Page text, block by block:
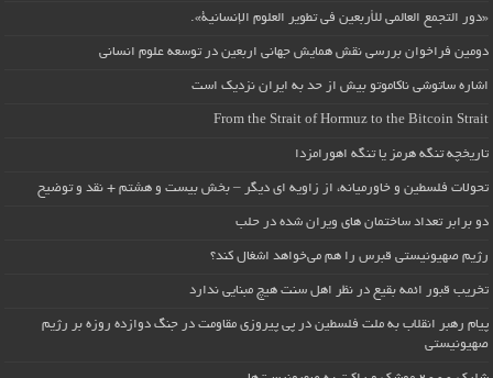
«دور التجمع العالمي للأربعين في تطوير العلوم الإنسانية».
دومین فراخوان بررسی نقش همایش جهانی اربعین در توسعه علوم انسانی
اشاره ساتوشی ناکاموتو بیش از حد به ایران نزدیک است
From the Strait of Hormuz to the Bitcoin Strait
تاریخچه تنگه هرمز یا تنگه اهورامزدا
تحولات فلسطین و خاورمیانه، از زاویه ای دیگر – بخش بیست و هشتم + نقد و توضیح
دو برابر تعداد ساختمان های ویران شده در حلب
رژیم صهیونیستی قبرس را هم می‌خواهد اشغال کند؟
تخریب قبور ائمه بقیع در نظر اهل سنت هیچ مبنایی ندارد
پیام رهبر انقلاب به ملت فلسطین در پی پیروزی مقاومت در جنگ دوازده روزه بر رژیم
صهیونیستی